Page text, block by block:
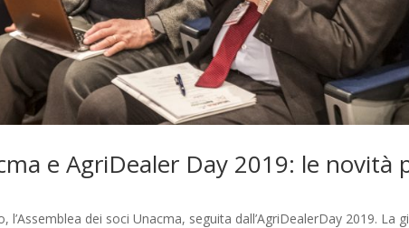
e AgriDealer Day 2019: le novità
dei soci Unacma, seguita dall’AgriDealerDay 2019. La